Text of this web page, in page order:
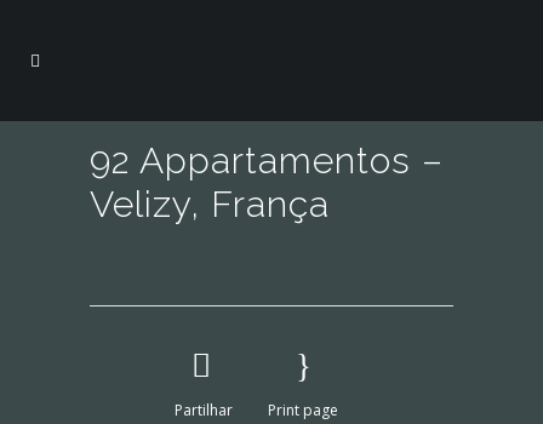
92 Appartamentos –
Velizy, França
Partilhar Print page